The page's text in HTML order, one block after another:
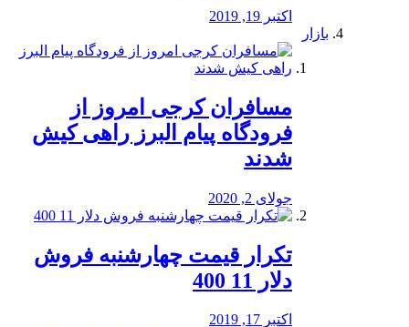
اکتبر 19, 2019
بازار
مسافران کرجی امروز از
فرودگاه پیام البرز راهی کیش
شدند
جولای 2, 2020
تکرار قیمت چهارشنبه فروش
دلار 11 400
اکتبر 17, 2019